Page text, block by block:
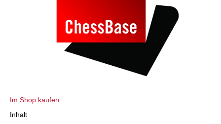
Im Shop kaufen...
Inhalt